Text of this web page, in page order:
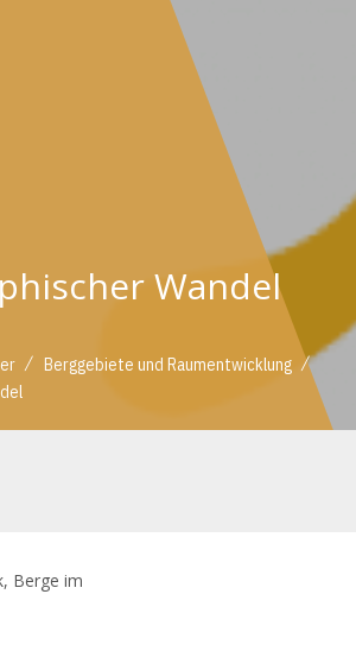
Wandel
/ Berggebiete und Raumentwicklung /